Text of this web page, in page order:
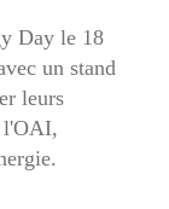
Day le 18
un stand
leurs
l'OAI,